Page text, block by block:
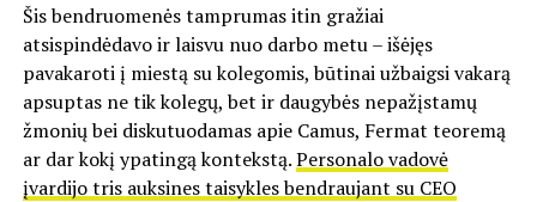
Šis bendruomenės tamprumas itin gražiai
atsispindėdavo ir laisvu nuo darbo metu – išėjęs
pavakaroti į miestą su kolegomis, būtinai užbaigsi vakarą
apsuptas ne tik kolegų, bet ir daugybės nepažįstamų
žmonių bei diskutuodamas apie Camus, Fermat teoremą
ar dar kokį ypatingą kontekstą.Personalo vadovė
įvardijo tris auksines taisykles bendraujant su CEO